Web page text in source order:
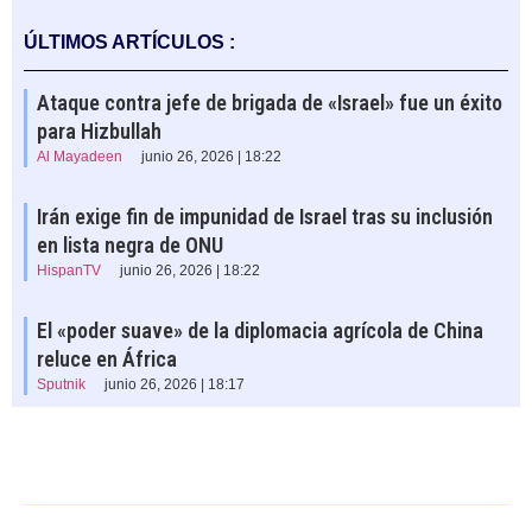
ÚLTIMOS ARTÍCULOS :
Ataque contra jefe de brigada de «Israel» fue un éxito
para Hizbullah
Al Mayadeen junio 26, 2026 | 18:22
Irán exige fin de impunidad de Israel tras su inclusión
en lista negra de ONU
HispanTV junio 26, 2026 | 18:22
El «poder suave» de la diplomacia agrícola de China
reluce en África
Sputnik junio 26, 2026 | 18:17